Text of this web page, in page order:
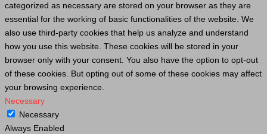
categorized as necessary are stored on your browser as they are
essential for the working of basic functionalities of the website. We
also use third-party cookies that help us analyze and understand
how you use this website. These cookies will be stored in your
browser only with your consent. You also have the option to opt-out
of these cookies. But opting out of some of these cookies may affect
your browsing experience.
Necessary
Necessary
Always Enabled